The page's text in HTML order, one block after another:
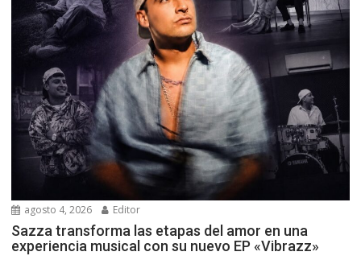
agosto 4, 2026 Editor
Sazza transforma las etapas del amor en una
experiencia musical con su nuevo EP «Vibrazz»